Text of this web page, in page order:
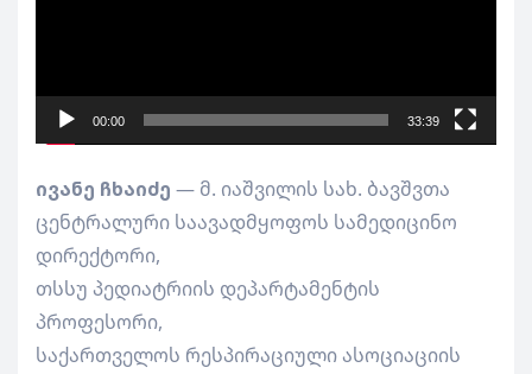
00:00 33:39
ივანე ჩხაიძე — მ. იაშვილის სახ. ბავშვთა
ცენტრალური საავადმყოფოს სამედიცინო
დირექტორი,
თსსუ პედიატრიის დეპარტამენტის
პროფესორი,
საქართველოს რესპირაციული ასოციაციის